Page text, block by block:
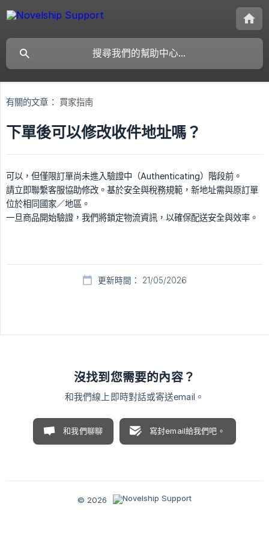
有關的文章： 買家指南
下單後可以修改收件地址嗎？
可以，但僅限訂單尚未進入驗證中（Authenticating）階段前。
請立即聯繫客服協助修改。基於安全與稅務規範，新地址需與原訂單
位於相同國家／地區。
一旦商品開始驗證，我們將鎖定物流資訊，以確保配送安全與效率。
更新時間： 21/05/2026
沒找到您需要的內容？
和我們線上即時對話或寄送email。
和我們聊聊 寫封email給我們吧。
© 2026